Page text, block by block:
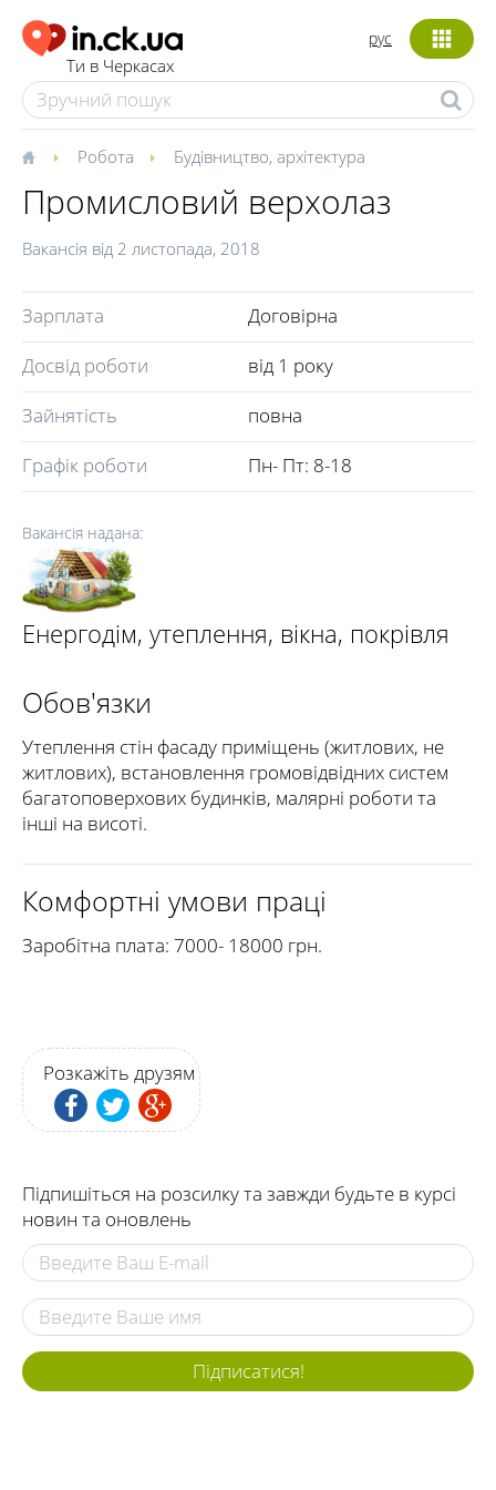
Ти в Черкасах
рус
Робота Будівництво, архітектура
Промисловий верхолаз
Вакансія від 2 листопада, 2018
Зарплата
Договірна
Досвід роботи
від 1 року
Зайнятість
повна
Графік роботи
Пн- Пт: 8-18
Вакансія надана:
Енергодім, утеплення, вікна, покрівля
Обов'язки
Утеплення стін фасаду приміщень (житлових, не
житлових), встановлення громовідвідних систем
багатоповерхових будинків, малярні роботи та
інші на висоті.
Комфортні умови праці
Заробітна плата: 7000- 18000 грн.
Розкажіть друзям
Підпишіться на розсилку та завжди будьте в курсі
новин та оновлень
Підписатися!